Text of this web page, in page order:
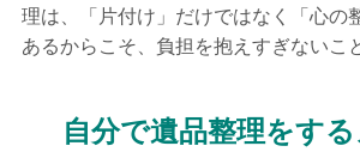
理は、「片付け」だけではなく「心の
あるからこそ、負担を抱えすぎないこ
自分で遺品整理をす